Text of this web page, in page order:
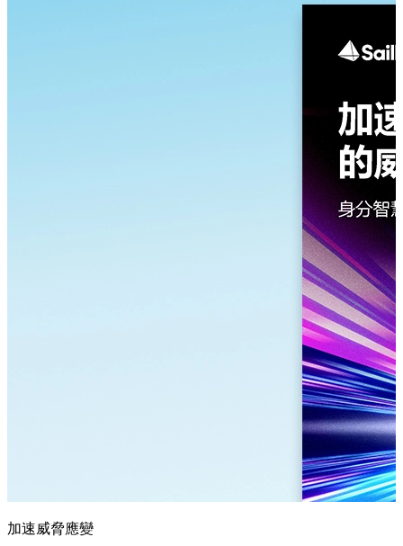
加速威脅應變